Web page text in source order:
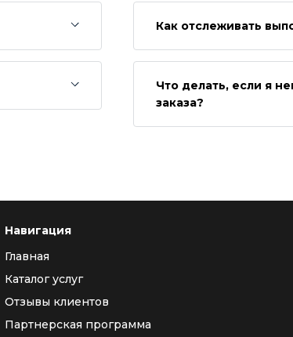
Как отслеживать
Что делать, если я
заказа?
Навигация
Главная
Каталог услуг
Отзывы клиентов
Партнерская программа